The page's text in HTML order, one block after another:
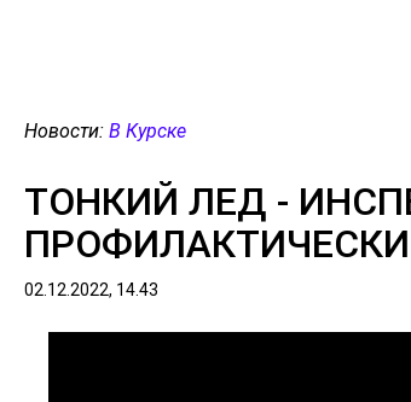
Новости: В Курске
ТОНКИЙ ЛЕД -
02.12.2022, 14.43